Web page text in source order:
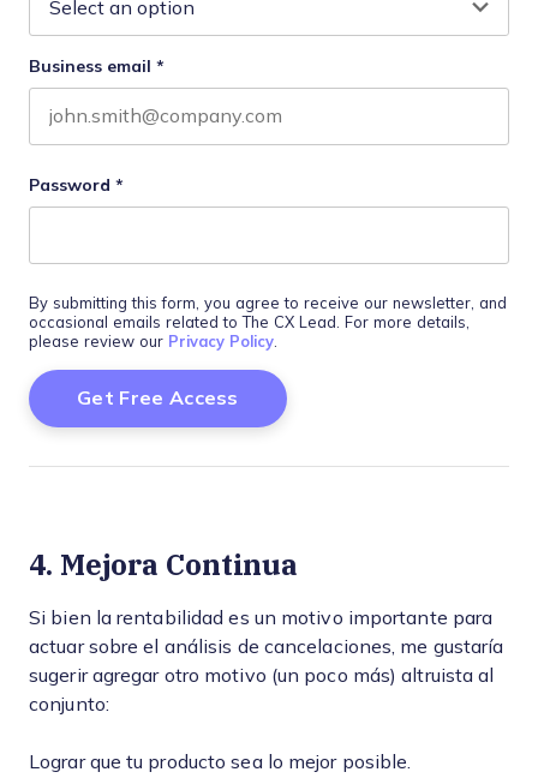
Business email *
Password *
By submitting this form, you agree to receive our newsletter, and
occasional emails related to The CX Lead. For more details,
please review our Privacy Policy.
4. Mejora Continua
Si bien la rentabilidad es un motivo importante para
actuar sobre el análisis de cancelaciones, me gustaría
sugerir agregar otro motivo (un poco más) altruista al
conjunto:
Lograr que tu producto sea lo mejor posible.